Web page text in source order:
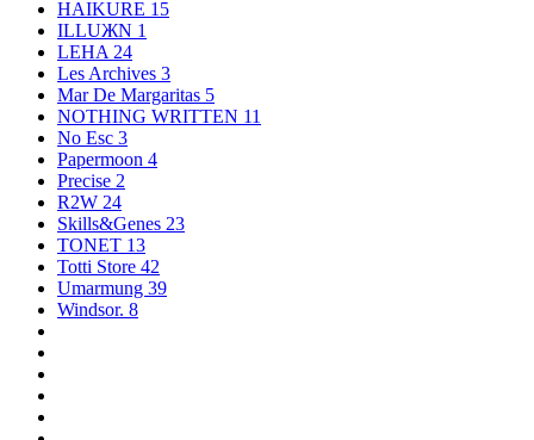
HAIKURE 15
ILLUЖN 1
LEHA 24
Les Archives 3
Mar De Margaritas 5
NOTHING WRITTEN 11
No Esc 3
Papermoon 4
Precise 2
R2W 24
Skills&Genes 23
TONET 13
Totti Store 42
Umarmung 39
Windsor. 8